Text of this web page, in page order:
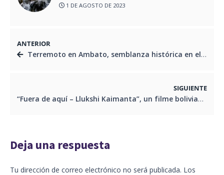
1 DE AGOSTO DE 2023
ANTERIOR
Terremoto en Ambato, semblanza histórica en el libro de Jéssica Torres
SIGUIENTE
“Fuera de aquí – Llukshi Kaimanta”, un filme boliviano rodado en Ecuador
Deja una respuesta
Tu dirección de correo electrónico no será publicada. Los